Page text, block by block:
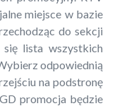
miejsce w bazie
do sekcji
się lista wszystkich
odpowiednią
na podstronę
promocja będzie